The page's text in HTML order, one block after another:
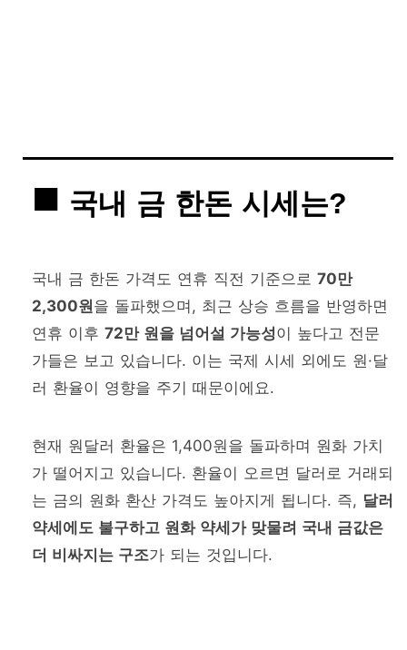
국내 금 한돈 시세는?
국내 금 한돈 가격도 연휴 직전 기준으로 70만
2,300원을 돌파했으며, 최근 상승 흐름을 반영하면
연휴 이후 72만 원을 넘어설 가능성이 높다고 전문
가들은 보고 있습니다. 이는 국제 시세 외에도 원·달
러 환율이 영향을 주기 때문이에요.
현재 원달러 환율은 1,400원을 돌파하며 원화 가치
가 떨어지고 있습니다. 환율이 오르면 달러로 거래되
는 금의 원화 환산 가격도 높아지게 됩니다. 즉, 달러
약세에도 불구하고 원화 약세가 맞물려 국내 금값은
더 비싸지는 구조가 되는 것입니다.